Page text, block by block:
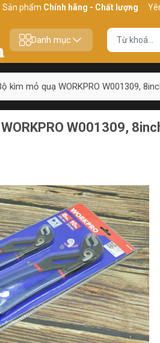
Chính hãng - Chất lượng Yên tâm
Danh mục
kìm mỏ quạ WORKPRO W001309,
W001309,